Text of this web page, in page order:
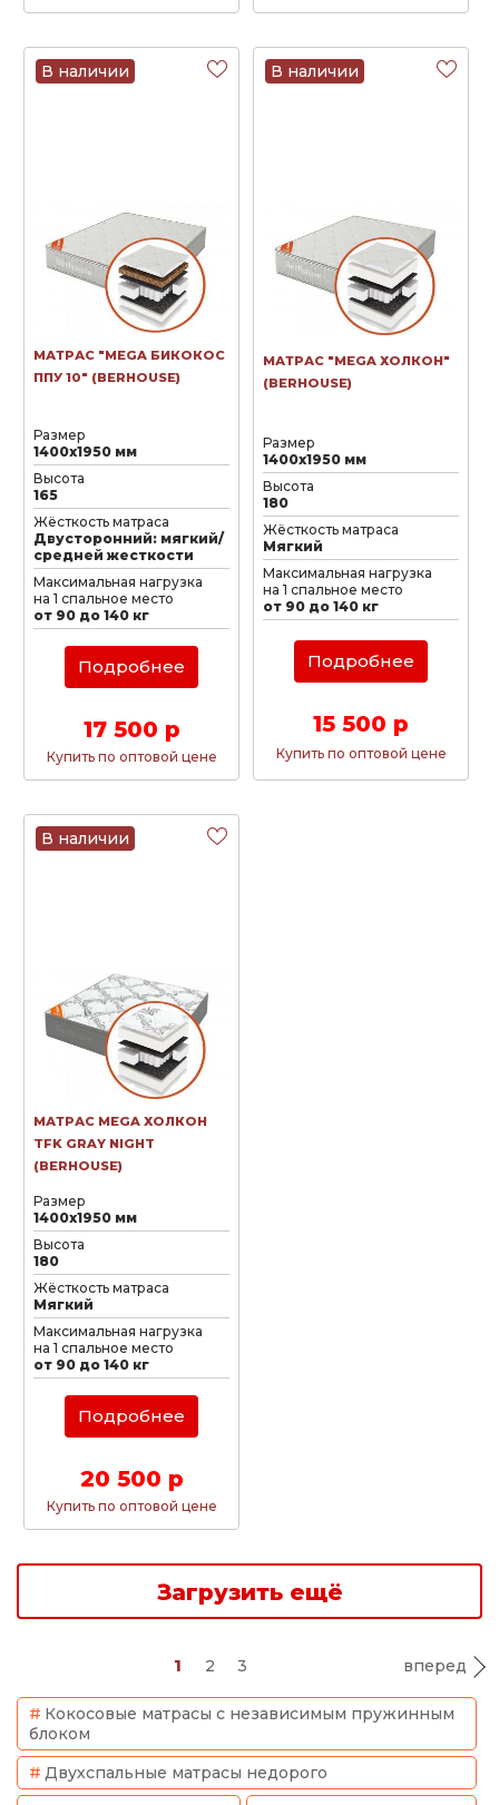
В наличии
МАТРАС "MEGA БИКОКОС
ППУ 10" (BERHOUSE)
Размер
1400х1950 мм
Высота
165
Жёсткость матраса
Двусторонний: мягкий/
средней жесткости
Максимальная нагрузка
на 1 спальное место
от 90 до 140 кг
Подробнее
17 500 р
Купить по оптовой цене
В наличии
МАТРАС "MEGA ХОЛКОН"
(BERHOUSE)
Размер
1400х1950 мм
Высота
180
Жёсткость матраса
Мягкий
Максимальная нагрузка
на 1 спальное место
от 90 до 140 кг
Подробнее
15 500 р
Купить по оптовой цене
В наличии
МАТРАС MEGA ХОЛКОН
TFK GRAY NIGHT
(BERHOUSE)
Размер
1400х1950 мм
Высота
180
Жёсткость матраса
Мягкий
Максимальная нагрузка
на 1 спальное место
от 90 до 140 кг
Подробнее
20 500 р
Купить по оптовой цене
Загрузить ещё
1 2 3 вперед
Кокосовые матрасы с независимым пружинным
блоком
Двухспальные матрасы недорого